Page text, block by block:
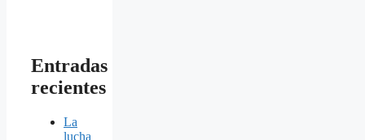
Entradas
recientes
La
lucha